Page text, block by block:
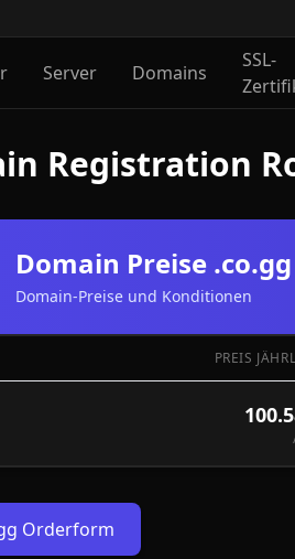
Server Domains
SSL-
Registration
Domain Preise .co.gg
Domain-Preise und Konditionen
PREIS
Orderform